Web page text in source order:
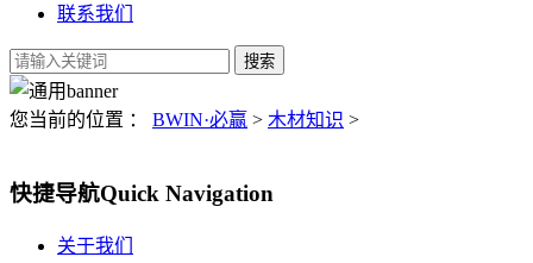
联系我们
您当前的位置 ： BWIN·必赢 > 木材知识 >
快捷导航Quick Navigation
关于我们